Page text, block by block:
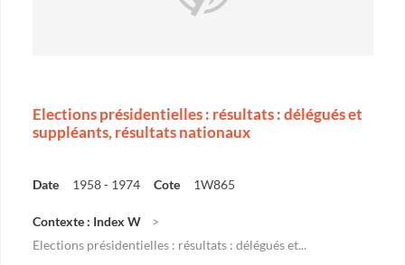
Elections présidentielles : résultats : délégués et
suppléants, résultats nationaux
Date 1958 - 1974 Cote 1W865
Contexte : Index W
Elections présidentielles : résultats : délégués et...